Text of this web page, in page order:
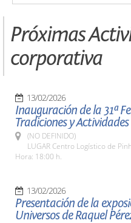
Próximas
corporativa
13/02/2026
Inauguración de la 31ª
Tradiciones y
(NO DEFINIDO)
LUGAR Centro Logístico de
Hora: 18:00 h.
13/02/2026
Presentación de la
Universos de Raquel